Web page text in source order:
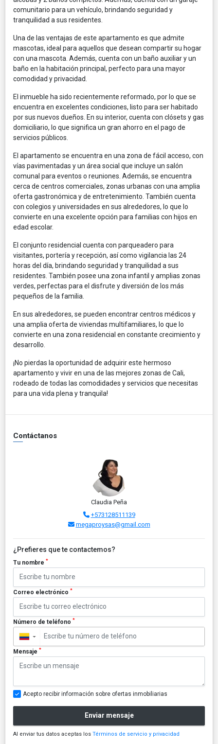
comunitario para un vehículo, brindando seguridad y
tranquilidad a sus residentes.
Una de las ventajas de este apartamento es que admite
mascotas, ideal para aquellos que desean compartir su hogar
con una mascota. Además, cuenta con un baño auxiliar y un
baño en la habitación principal, perfecto para una mayor
comodidad y privacidad.
El inmueble ha sido recientemente reformado, por lo que se
encuentra en excelentes condiciones, listo para ser habitado
por sus nuevos dueños. En su interior, cuenta con clósets y gas
domiciliario, lo que significa un gran ahorro en el pago de
servicios públicos.
El apartamento se encuentra en una zona de fácil acceso, con
vías pavimentadas y un área social que incluye un salón
comunal para eventos o reuniones. Además, se encuentra
cerca de centros comerciales, zonas urbanas con una amplia
oferta gastronómica y de entretenimiento. También cuenta
con colegios y universidades en sus alrededores, lo que lo
convierte en una excelente opción para familias con hijos en
edad escolar.
El conjunto residencial cuenta con parqueadero para
visitantes, portería y recepción, así como vigilancia las 24
horas del día, brindando seguridad y tranquilidad a sus
residentes. También posee una zona infantil y amplias zonas
verdes, perfectas para el disfrute y diversión de los más
pequeños de la familia.
En sus alrededores, se pueden encontrar centros médicos y
una amplia oferta de viviendas multifamiliares, lo que lo
convierte en una zona residencial en constante crecimiento y
desarrollo.
¡No pierdas la oportunidad de adquirir este hermoso
apartamento y vivir en una de las mejores zonas de Cali,
rodeado de todas las comodidades y servicios que necesitas
para una vida plena y tranquila!
Contáctanos
Claudia Peña
+573128511139
megaproysas@gmail.com
¿Prefieres que te contactemos?
Tu nombre *
Correo electrónico *
Número de teléfono *
▼
Mensaje *
Acepto recibir información sobre ofertas inmobiliarias
Enviar mensaje
Al enviar tus datos aceptas los Términos de servicio y privacidad